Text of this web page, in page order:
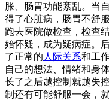
胀、肠胃功能紊乱。当
得了心脏病，肠胃不舒
跑去医院做检查，检查
始怀疑，成为疑病症。
了正常的 人际关系和工
自己的想法、情绪和身
长了之后越控制就越失
制还有可能舒服一会，